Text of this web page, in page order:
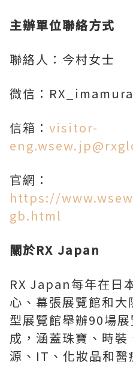
主辦單位聯絡方式
聯絡人：今村女士
微信：
信箱： visitor-
官網：
https://
gb.html
關於RX Japan
RX Japan每年在日
心、幕張展覽館和
型展覽館舉辦90場
成，涵蓋珠寶、時
源、IT、化妝品和醫